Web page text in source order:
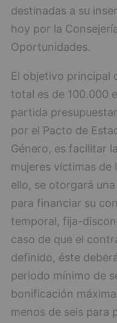
destinadas a su
hoy por la
Oportunidades.
El objetivo principal
total es de 100.000
partida
por el Pacto de
Género, es facilitar
mujeres víctimas de
ello, se otorgará
para financiar su
temporal, fija-
caso de que el
definido, éste
periodo mínimo de
bonificación
menos de seis para